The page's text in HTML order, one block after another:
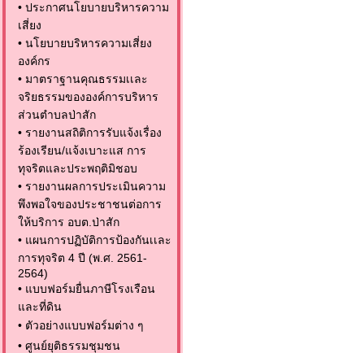
• ประกาศนโยบายบริหารความ
เสี่ยง
• นโยบายบริหารความเสี่ยง
องค์กร
• มาตราฐานคุณธรรมเเละ
จริยธรรมขององค์การบริหาร
ส่วนตำบลป่าสัก
• รายงานสถิติการรับแจ้งเรื่อง
ร้องเรียน/แจ้งเบาะแส การ
ทุจริตและประพฤติมิชอบ
• รายงานผลการประเมินความ
พึงพอใจของประชาชนต่อการ
ให้บริการ อบต.ป่าสัก
• แผนการปฏิบัติการป้องกันเเละ
การทุจริต 4 ปี (พ.ศ. 2561-
2564)
• แบบฟอร์มยื่นภาษีโรงเรือน
และที่ดิน
• ตัวอย่างแบบฟอร์มต่าง ๆ
• ศูนย์ยุติธรรมชุมชน